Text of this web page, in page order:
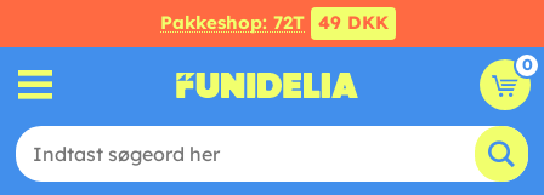
Pakkeshop: 72T 49 DKK
0